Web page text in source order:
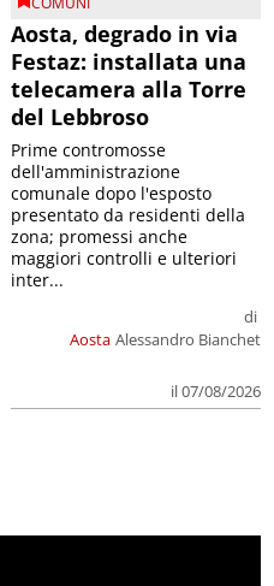
Aosta, degrado in via
Festaz: installata una
telecamera alla Torre
del Lebbroso
Aosta
di
Alessandro Bianchet
il 07/08/2026
Prime contromosse
dell'amministrazione
comunale dopo l'esposto
presentato da residenti della
zona; promessi anche
maggiori controlli e ulteriori
inter...